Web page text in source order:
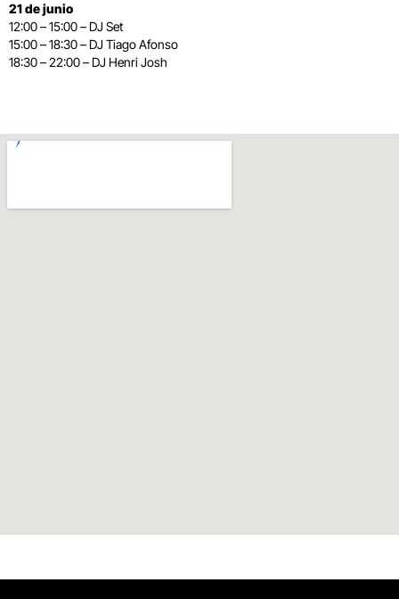
21 de junio
12:00 – 15:00 – DJ Set
15:00 – 18:30 – DJ Tiago Afonso
18:30 – 22:00 – DJ Henri Josh